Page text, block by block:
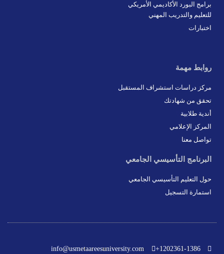
برامج البورد الأكاديمي الأمريكي
للتعليم والتدريب المهني
اختبارات
روابط مهمة
مركز دراسات استشراف المستقبل
تحقق من شهادتك
أندية طلابية
المركز الإعلامي
تواصل معنا
البرنامج التأسيسي الجامعي
حول التعليم التأسيسي الجامعي
استمارة التسجيل
1202361-1386+
info@usmetaareesuniversity.com